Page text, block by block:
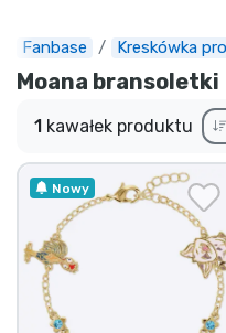
Fanbase Kreskówka
Moana bransoletki
1 kawałek produktu
Nowy
Doręczenie
Przedsprzedaż
Outlet produkty
Wysyłka i płatność
Rzeczy seryjne
Rzeczy filmowe